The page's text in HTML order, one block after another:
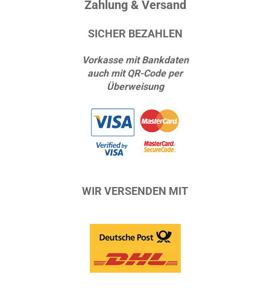
Zahlung & Versand
SICHER BEZAHLEN
Vorkasse mit Bankdaten
auch mit QR-Code per
Überweisung
WIR VERSENDEN MIT